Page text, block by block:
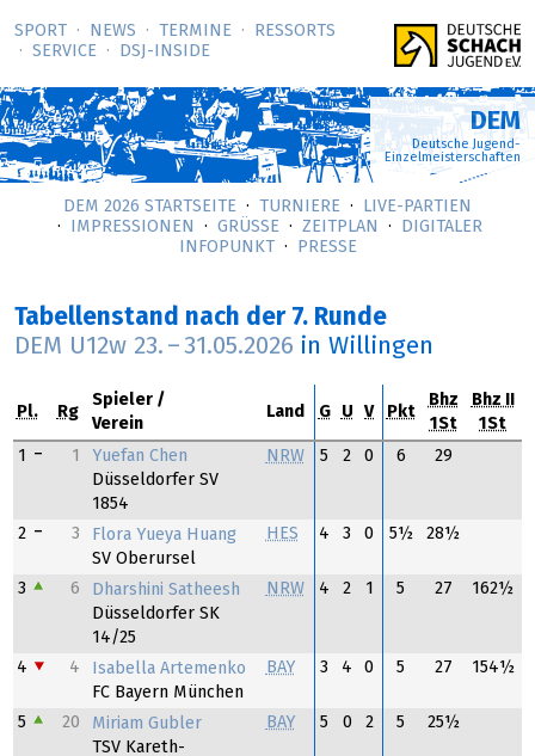
SPORT NEWS TERMINE
RESSORTS
SERVICE
DSJ-­INSIDE
DEM
Deutsche Jugend-
Einzelmeisterschaften
DEM 2026 STARTSEITE TURNIERE
LIVE-PARTIEN
IMPRESSIONEN
GRÜSSE ZEITPLAN
DIGITALER
INFOPUNKT
PRESSE
Tabellenstand nach der 7. Runde
DEM U12w 23. – 31.05.2026 in Willingen
Pl. Rg
Spieler
Verein
Land G U V Pkt
Bhz
1St
Bhz II
1St
1
1
Yuefan Chen
Düsseldorfer SV
1854
NRW 5 2 0 6 29
2 3
Flora Yueya Huang
SV Oberursel
HES 4 3 0 5½ 28½
3 6
Dharshini Satheesh
Düsseldorfer SK
14/25
NRW 4 2 1 5 27 162½
4 4
Isabella Artemenko
FC Bayern München
BAY 3 4 0 5 27 154½
5 20
Miriam Gubler
TSV Kareth-
BAY 5 0 2 5 25½